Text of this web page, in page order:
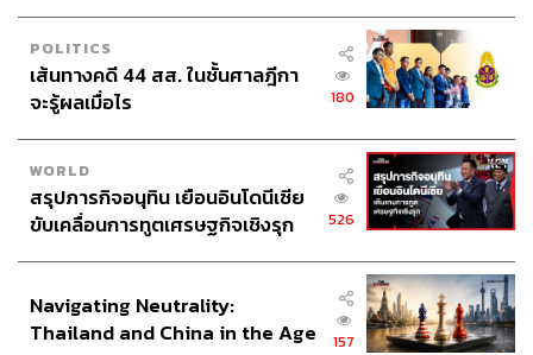
มุ่งลดการปล่อยเป็นศูนย์ที่แท้จริง (Real Zero)
เป็นที่ชัดเจนว่า แผน Net Zero และเป้าหมายความเป็นกลาง
ทางคาร์บอนภายใต้ยุทธศาสตร์ระยะยาวในการพัฒนาที่
ปล่อยก๊าซเรือนกระจกต่ำของไทย ที่ส่งให้กับเวที
ประชุมสุดยอดด้านสภาพภูมิอากาศ COP26 ที่กลาสโกว์ นั้น
ถึงระบบพลังงานหมุนเวียน 100% และการปลดระวางถ่านหิน
แต่อย่างใด ทั้งๆ ที่เป็นการลดการปล่อยก๊าซเรือนกระจก
โดยตรง (Real Zero) และทำได้จริงหากรัฐบาลไทยมี
POLITICS
เส้นทางคดี 44 สส. ในชั้นศาลฎีกา
จะรู้ผลเมื่อไร
180
WORLD
สรุปภารกิจอนุทิน เยือนอินโดนีเซีย
ขับเคลื่อนการทูตเศรษฐกิจเชิงรุก
526
Navigating Neutrality:
Thailand and China in the Age
157